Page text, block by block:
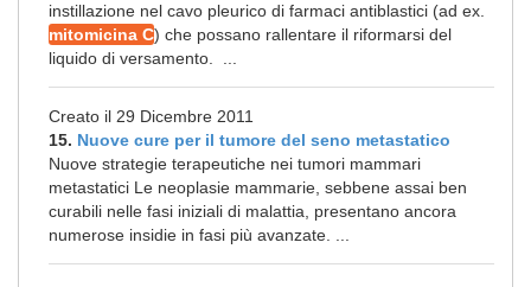
instillazione nel cavo pleurico di farmaci antiblastici (ad ex.
mitomicina C) che possano rallentare il riformarsi del
liquido di versamento. ...
Creato il 29 Dicembre 2011
15. Nuove cure per il tumore del seno metastatico
Nuove strategie terapeutiche nei tumori mammari
metastatici Le neoplasie mammarie, sebbene assai ben
curabili nelle fasi iniziali di malattia, presentano ancora
numerose insidie in fasi più avanzate. ...